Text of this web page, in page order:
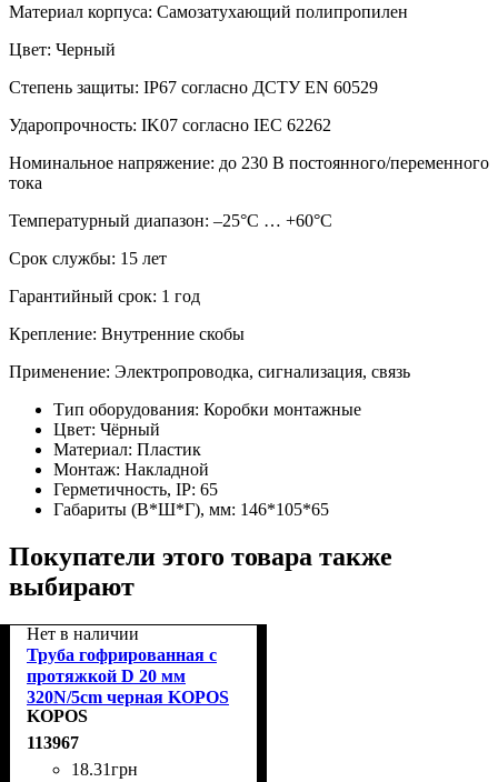
Материал корпуса: Самозатухающий полипропилен
Цвет: Черный
Степень защиты: IP67 согласно ДСТУ EN 60529
Ударопрочность: IK07 согласно IEC 62262
Номинальное напряжение: до 230 В постоянного/переменного
тока
Температурный диапазон: –25°C … +60°C
Срок службы: 15 лет
Гарантийный срок: 1 год
Крепление: Внутренние скобы
Применение: Электропроводка, сигнализация, связь
Тип оборудования: Коробки монтажные
Цвет: Чёрный
Материал: Пластик
Монтаж: Накладной
Герметичность, IP: 65
Габариты (В*Ш*Г), мм: 146*105*65
Покупатели этого товара также
выбирают
Нет в наличии
Труба гофрированная с
протяжкой D 20 мм
320N/5cm черная KOPOS
1420_F50D MONOFLEX,
(м)
KOPOS
113967
18.31грн